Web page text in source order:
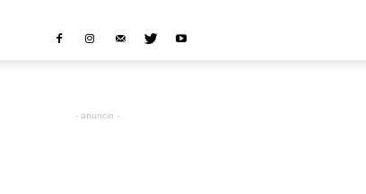
- anuncio -